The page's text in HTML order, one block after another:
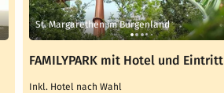
St. Margarethen im Burgenland
FAMILYPARK mit Hotel und Eintritt
Inkl. Hotel nach Wahl